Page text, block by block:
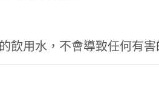
飲用水，不會導致任何有害